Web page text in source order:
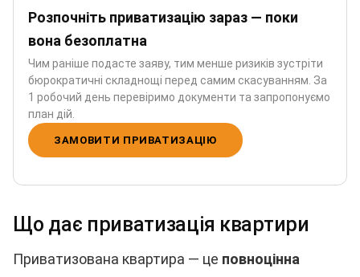
Розпочніть приватизацію зараз — поки
вона безоплатна
Чим раніше подасте заяву, тим менше ризиків зустріти
бюрократичні складнощі перед самим скасуванням. За
1 робочий день перевіримо документи та запропонуємо
план дій.
ЗАМОВИТИ ПРИВАТИЗАЦІЮ
Що дає приватизація квартири
Приватизована квартира — це повноцінна